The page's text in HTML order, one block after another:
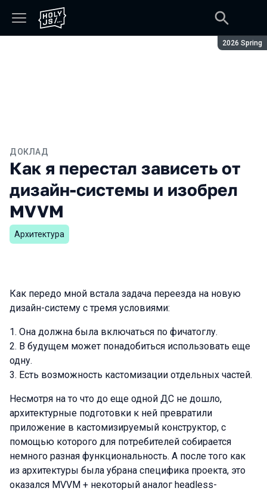
Сезон:
2026 Spring
ДОКЛАД
Как я перестал зависеть от
дизайн-системы и изобрел
MVVM
Архитектура
Как передо мной встала задача переезда на новую
дизайн-систему с тремя условиями:
Она должна была включаться по фичатоглу.
В будущем может понадобиться использовать еще
одну.
Есть возможность кастомизации отдельных частей.
Несмотря на то что до еще одной ДС не дошло,
архитектурные подготовки к ней превратили
приложение в кастомизируемый конструктор, с
помощью которого для потребителей собирается
немного разная функциональность. А после того как
из архитектуры была убрана специфика проекта, это
оказался MVVM + некоторый аналог headless-